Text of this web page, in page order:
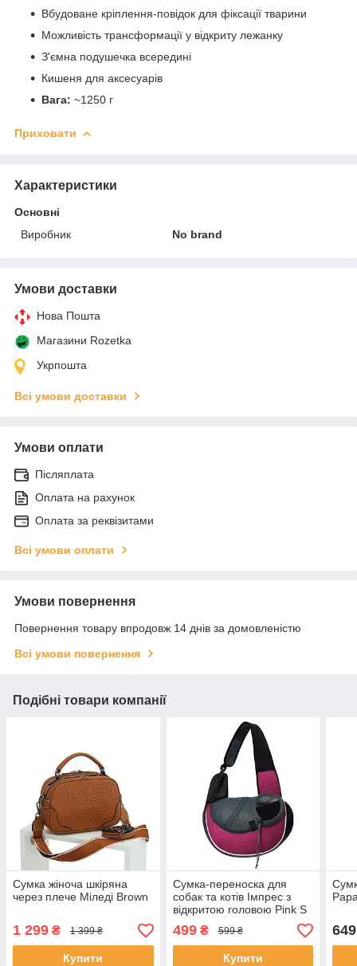
Вбудоване кріплення-повідок для фіксації тварини
Можливість трансформації у відкриту лежанку
З'ємна подушечка всередині
Кишеня для аксесуарів
Вага: ~1250 г
Приховати
Характеристики
Основні
Виробник
No brand
Умови доставки
Нова Пошта
Магазини Rozetka
Укрпошта
Всі умови доставки
Умови оплати
Післяплата
Оплата на рахунок
Оплата за реквізитами
Всі умови оплати
Умови повернення
Повернення товару впродовж 14 днів за домовленістю
Всі умови повернення
Подібні товари компанії
Сумка жіноча шкіряна
через плече Міледі Brown
1 299 ₴ 1 399 ₴
Купити
Сумка-переноска для
собак та котів Імпрес з
відкритою головою Pink S
499₴ 599 ₴
Купити
649